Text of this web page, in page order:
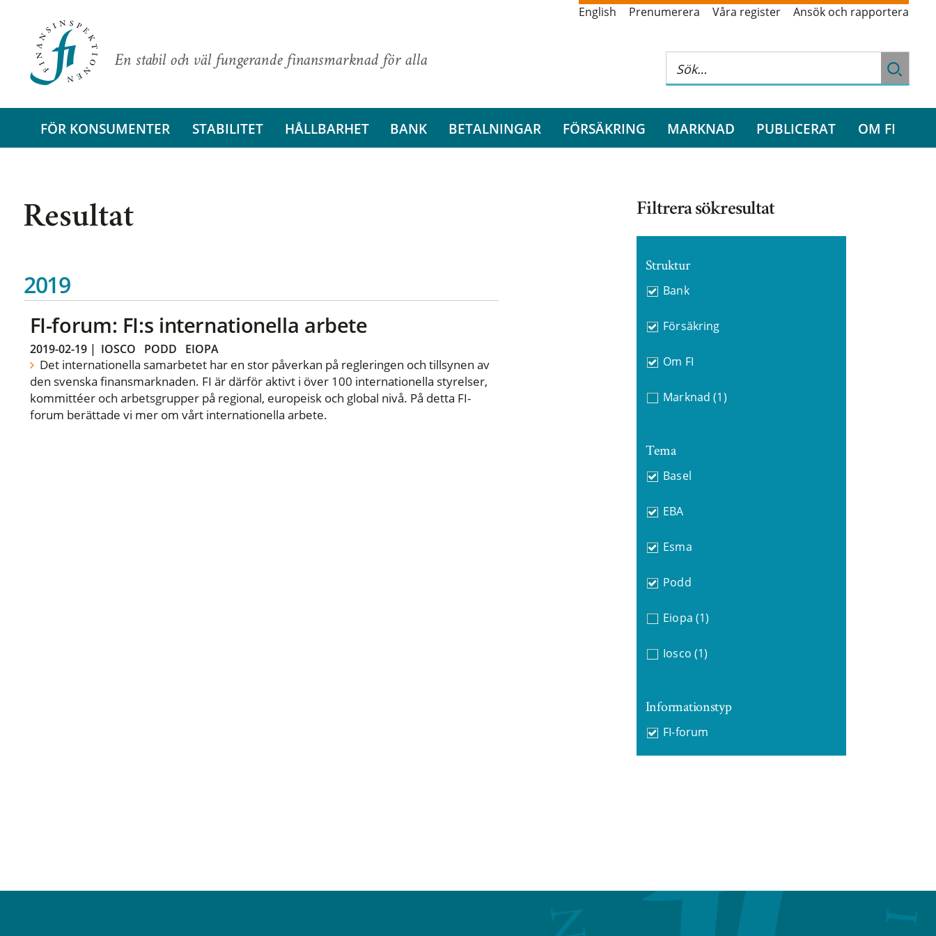
En stabil och väl fungerande finansmarknad för alla
English Prenumerera Våra register Ansök och rapportera
FÖR KONSUMENTER STABILITET HÅLLBARHET BANK BETALNINGAR FÖRSÄKRING MARKNAD PUBLICERAT OM FI
Resultat
2019
FI-forum: FI:s internationella arbete
2019-02-19| IOSCO PODD EIOPA
Det internationella samarbetet har en stor påverkan på regleringen och tillsynen av
den svenska finansmarknaden. FI är därför aktivt i över 100 internationella styrelser,
kommittéer och arbetsgrupper på regional, europeisk och global nivå. På detta FI-
forum berättade vi mer om vårt internationella arbete.
Filtrera sökresultat
Struktur
Bank
Försäkring
Om FI
Marknad (1)
Tema
Basel
EBA
Esma
Podd
Eiopa (1)
Iosco (1)
Informationstyp
FI-forum